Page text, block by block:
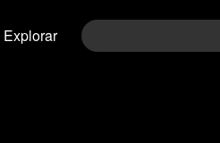
Explorar